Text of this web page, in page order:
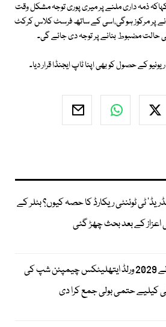
ذمہ داری ملنے پر میری پوری توجہ مشکل وقت
پر مرکوز ہوگی،اسی کے ساتھ فرسٹ کلاس کرکٹ
حالت مضبوط بنانے پر توجہ دی جائے گی۔
کے حصول کو بھی اپنا ٹاپ ایجنڈا قرار دیا۔
ٹی ٹوئنٹی ریکارڈ کا حصہ کیوں؟ بٹلر کے
اعزاز کے بعد بحث چھڑ گئی
لندن نے 2029 ورلڈ ایتھلیٹکس چیمپئن شپ کی
کیلیے حتمی بولی جمع کرا دی